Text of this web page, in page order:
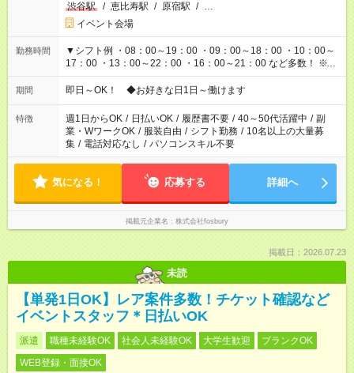
渋谷駅
/ 恵比寿駅 / 原宿駅 / …
イベント会場
勤務時間
▼シフト例 ・08：00～19：00 ・09：00～18：00 ・10：00～
17：00 ・13：00～22：00 ・16：00～21：00 など多数！ ※お
仕事により勤務時間が異なります
期間 即日～OK！ ◆お好きな日1日～働けます
特徴 週1日からOK / 日払いOK / 履歴書不要 / 40～50代活躍中 / 副
業・WワークOK / 服装自由 / シフト勤務 / 10名以上の大量募
集 / 電話対応なし / パソコンスキル不要
気になる！ 応募する 詳細へ
掲載元企業名 株式会社fosbury
掲載日：2026.07.23
未読
【単発1日OK】レア案件多数！チケット確認など
イベントスタッフ＊日払いOK
派遣 職種未経験OK 社会人未経験OK 大学生歓迎
ブランクOK
WEB登録・面接OK